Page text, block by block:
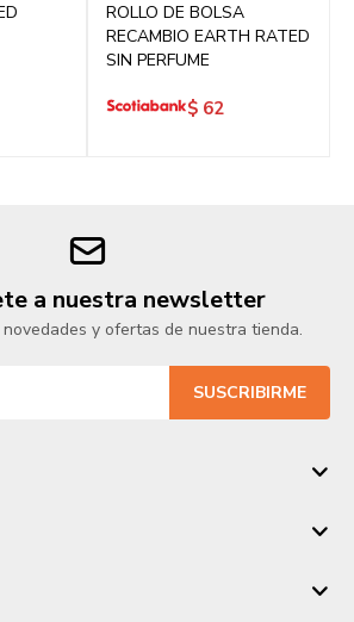
ROLLO DE BOLSA
RECAMBIO EARTH RATED
SIN PERFUME
$ 62
a nuestra newsletter
y ofertas de nuestra tienda.
SUSCRIBIRME